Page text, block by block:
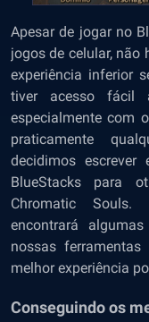
Apesar de jogar no
jogos de celular,
experiência inferior
tiver acesso fácil
especialmente com
praticamente
decidimos
BlueStacks para
Chromatic Souls.
encontrará
nossas
melhor experiência
Conseguindo os